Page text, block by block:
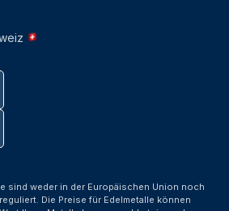
sind weder in der Europäischen Union noch
Die Preise für Edelmetalle können